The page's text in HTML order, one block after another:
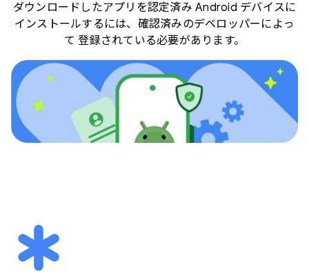
ダウンロードしたアプリを認定済み Android デバイスに
インストールするには、確認済みのデベロッパーによっ
て 登録されている必要があります。